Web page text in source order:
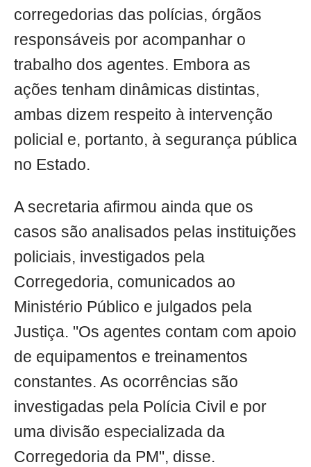
corregedorias das polícias, órgãos
responsáveis por acompanhar o
trabalho dos agentes. Embora as
ações tenham dinâmicas distintas,
ambas dizem respeito à intervenção
policial e, portanto, à segurança pública
no Estado.
A secretaria afirmou ainda que os
casos são analisados pelas instituições
policiais, investigados pela
Corregedoria, comunicados ao
Ministério Público e julgados pela
Justiça. "Os agentes contam com apoio
de equipamentos e treinamentos
constantes. As ocorrências são
investigadas pela Polícia Civil e por
uma divisão especializada da
Corregedoria da PM", disse.